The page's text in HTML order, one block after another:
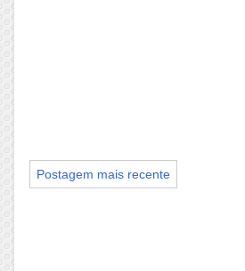
Postagem mais recente